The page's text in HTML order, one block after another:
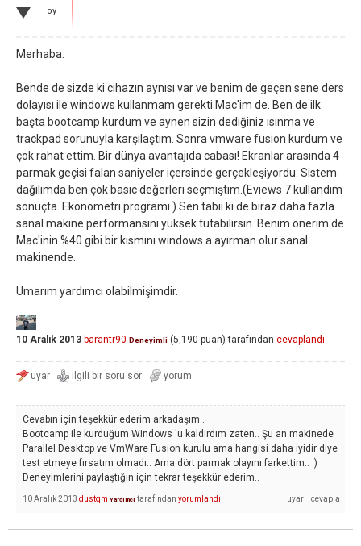
oy
Merhaba.
Bende de sizde ki cihazın aynısı var ve benim de geçen sene ders
dolayısı ile windows kullanmam gerekti Mac'im de. Ben de ilk
başta bootcamp kurdum ve aynen sizin dediğiniz ısınma ve
trackpad sorunuyla karşılaştım. Sonra vmware fusion kurdum ve
çok rahat ettim. Bir dünya avantajıda cabası! Ekranlar arasında 4
parmak geçisi falan saniyeler içersinde gerçekleşiyordu. Sistem
dağılımda ben çok basic değerleri seçmiştim.(Eviews 7 kullandım
sonuçta. Ekonometri programı.) Sen tabii ki de biraz daha fazla
sanal makine performansını yüksek tutabilirsin. Benim önerim de
Mac'inin %40 gibi bir kısmını windows a ayırman olur sanal
makinende.
Umarım yardımcı olabilmişimdir.
10 Aralık 2013 barantr90 Deneyimli (5,190 puan) tarafından cevaplandı
Cevabın için teşekkür ederim arkadaşım..
Bootcamp ile kurduğum Windows 'u kaldırdım zaten.. Şu an makinede
Parallel Desktop ve VmWare Fusion kurulu ama hangisi daha iyidir diye
test etmeye fırsatım olmadı.. Ama dört parmak olayını farkettim.. :)
Deneyimlerini paylaştığın için tekrar teşekkür ederim..
10 Aralık 2013 dustqm Yardımcı tarafından yorumlandı